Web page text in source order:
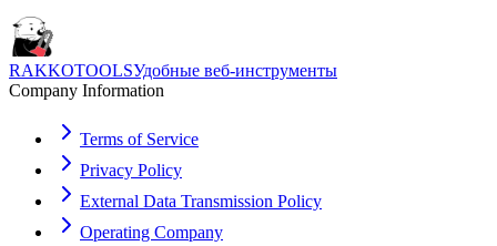
RAKKOTOOLSУдобные веб-инструменты
Company Information
Terms of Service
Privacy Policy
External Data Transmission Policy
Operating Company